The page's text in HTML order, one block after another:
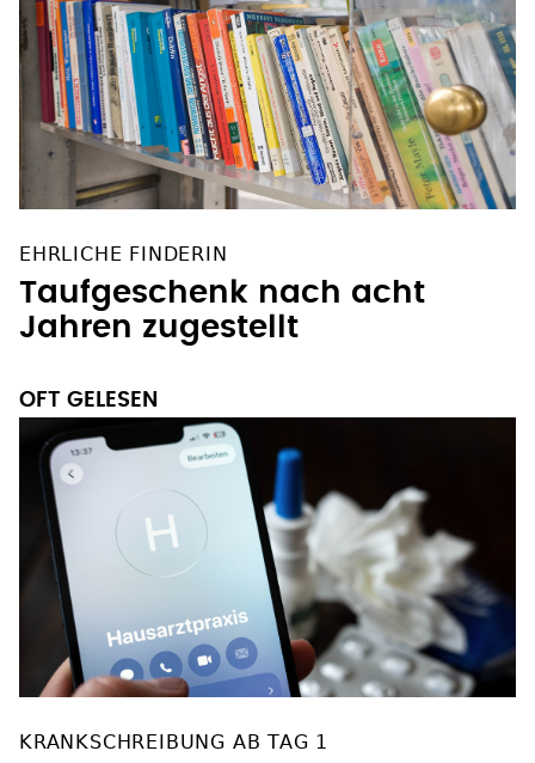
EHRLICHE FINDERIN
Taufgeschenk nach acht
Jahren zugestellt
OFT GELESEN
KRANKSCHREIBUNG AB TAG 1